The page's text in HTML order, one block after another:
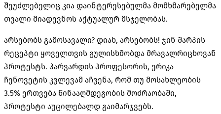
შეუძლებელიც კია დაინტერესებულმა მომხმარებელმა
თვალი მიადევნოს აქტუალურ მსჯელობას.
არსებობს გამოსავალი? დიახ, არსებობს! ჯინ შარპის
რეცეპტი ყოველთვის გულისხმობდა მრავალრიცხოვან
პროტესტს. ჰარვარდის პროფესორის, ერიკა
ჩენოვეტის კვლევამ აჩვენა, რომ თუ მოსახლეობის
3.5% ერთვება წინააღმდეგობის მოძრაობაში,
პროტესტი აუცილებალდ გაიმარჯვებს.